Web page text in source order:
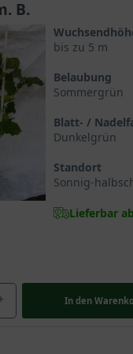
Arzneien. Die
war als Zierelement
Name
B.
bis zu 5 m
Belaubung
Sommergrün
Blatt- /
Dunkelgrün
Standort
Sonnig-
Lieferbar
In den